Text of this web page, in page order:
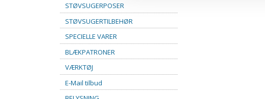
STØVSUGERPOSER
STØVSUGERTILBEHØR
SPECIELLE VARER
BLÆKPATRONER
VÆRKTØJ
E-Mail tilbud